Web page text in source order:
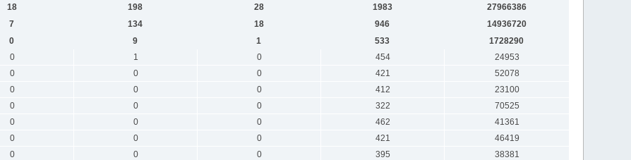
18 198 28 1983
27966386
7 134 18 946
14936720
0 9 1 533
1728290
0 1 0 454
24953
0 0 0 421
52078
0 0 0 412
23100
0 0 0 322
70525
0 0 0 462
41361
0 0 0 421
46419
0 0 0 395
38381